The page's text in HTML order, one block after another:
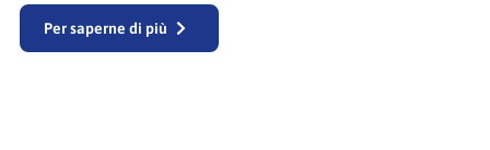
Per saperne di più